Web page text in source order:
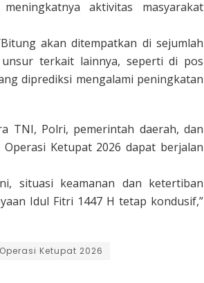
aktivitas masyarakat
akan ditempatkan di sejumlah
terkait lainnya, seperti di pos
diprediksi mengalami peningkatan
TNI, Polri, pemerintah daerah, dan
Ketupat 2026 dapat berjalan
situasi keamanan dan ketertiban
Idul Fitri 1447 H tetap kondusif,”
Ketupat 2026